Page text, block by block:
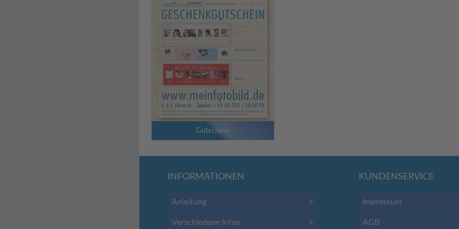
Gutschein
INFORMATIONEN
Anleitung >
Verschiedene Infos >
KUNDENSERVICE
Impressum
AGB